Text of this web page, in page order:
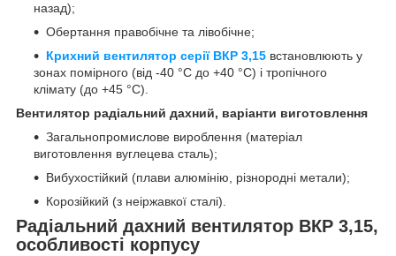
назад);
Обертання правобічне та лівобічне;
Крихний вентилятор серії ВКР 3,15 встановлюють у
зонах помірного (від -40 °C до +40 °C) і тропічного
клімату (до +45 °C).
Вентилятор радіальний дахний, варіанти виготовлення
Загальнопромислове вироблення (матеріал
виготовлення вуглецева сталь);
Вибухостійкий (плави алюмінію, різнородні метали);
Корозійкий (з неіржавкої сталі).
Радіальний дахний вентилятор ВКР 3,15,
особливості корпусу